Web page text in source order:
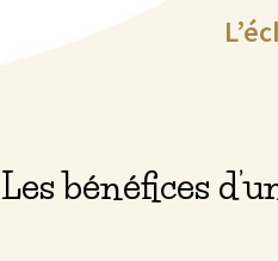
Les bénéfices